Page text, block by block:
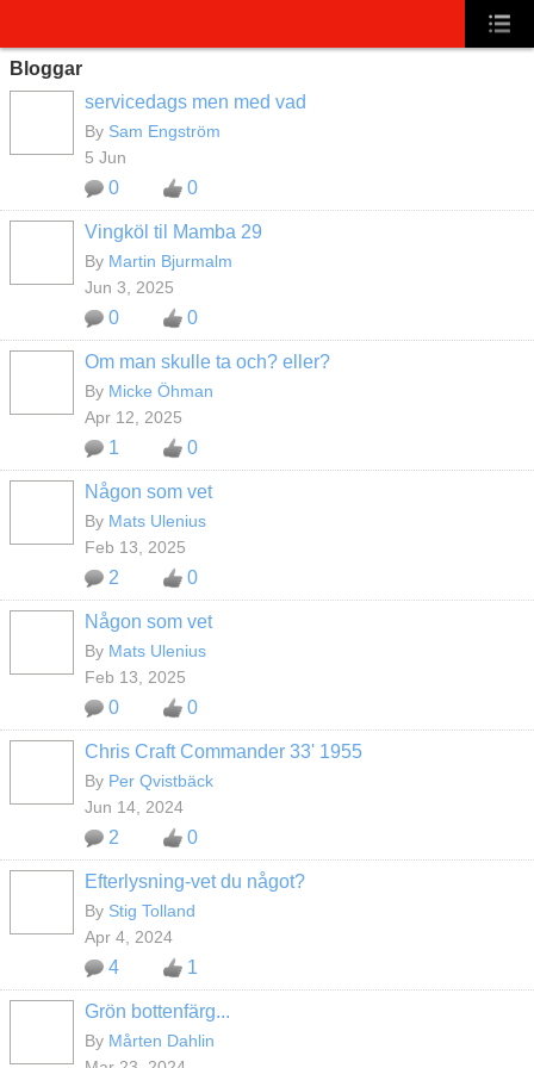
Bloggar
servicedags men med vad
By Sam Engström
5 Jun
0 0
Vingköl til Mamba 29
By Martin Bjurmalm
Jun 3, 2025
0 0
Om man skulle ta och? eller?
By Micke Öhman
Apr 12, 2025
1 0
Någon som vet
By Mats Ulenius
Feb 13, 2025
2 0
Någon som vet
By Mats Ulenius
Feb 13, 2025
0 0
Chris Craft Commander 33' 1955
By Per Qvistbäck
Jun 14, 2024
2 0
Efterlysning-vet du något?
By Stig Tolland
Apr 4, 2024
4 1
Grön bottenfärg...
By Mårten Dahlin